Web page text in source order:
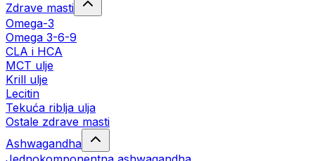
Zdrave masti
Omega-3
Omega 3-6-9
CLA i HCA
MCT ulje
Krill ulje
Lecitin
Tekuća riblja ulja
Ostale zdrave masti
Ashwagandha